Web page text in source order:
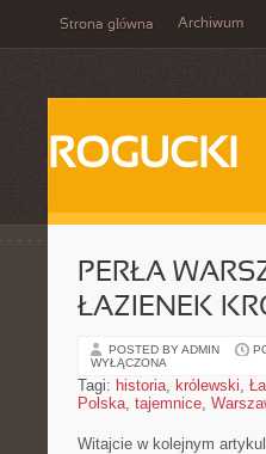
Strona główna Archiwum
ROGUCKI
PERŁA
ŁAZIENEK
POSTED BY ADMIN
WYŁĄCZONA
Tagi: historia, królewski,
Polska, tajemnice,
Witajcie‍ w kolejnym